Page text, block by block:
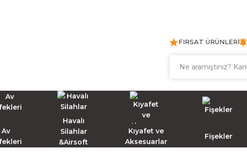
FIRSAT ÜRÜNLERİ
Av
Havalı
Silahlar
&Airsoft
Kıyafet ve
Aksesuarlar
Fişekler